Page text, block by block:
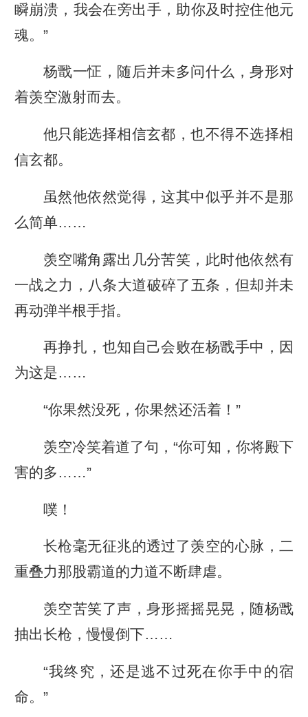
瞬崩溃，我会在旁出手，助你及时控住他元
魂。”
杨戬一怔，随后并未多问什么，身形对
着羡空激射而去。
他只能选择相信玄都，也不得不选择相
信玄都。
虽然他依然觉得，这其中似乎并不是那
么简单……
羡空嘴角露出几分苦笑，此时他依然有
一战之力，八条大道破碎了五条，但却并未
再动弹半根手指。
再挣扎，也知自己会败在杨戬手中，因
为这是……
“你果然没死，你果然还活着！”
羡空冷笑着道了句，“你可知，你将殿下
害的多……”
噗！
长枪毫无征兆的透过了羡空的心脉，二
重叠力那股霸道的力道不断肆虐。
羡空苦笑了声，身形摇摇晃晃，随杨戬
抽出长枪，慢慢倒下……
“我终究，还是逃不过死在你手中的宿
命。”